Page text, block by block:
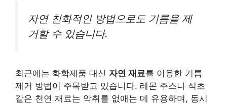
자연 친화적인 방법으로도 기름을 제
거할 수 있습니다.
최근에는 화학제품 대신 자연 재료를 이용한 기름
제거 방법이 주목받고 있습니다. 레몬 주스나 식초
같은 천연 재료는 악취를 없애는 데 유용하며, 동시